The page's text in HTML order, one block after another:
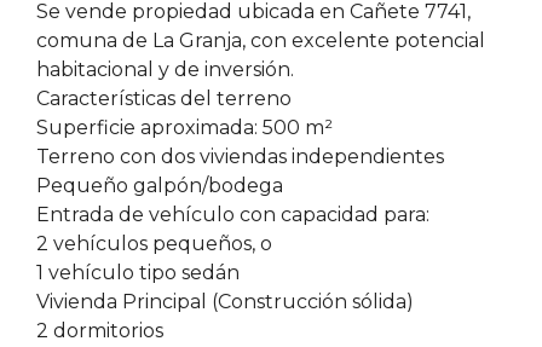
Se vende propiedad ubicada en Cañete 7741,
comuna de La Granja, con excelente potencial
habitacional y de inversión.
Características del terreno
Superficie aproximada: 500 m²
Terreno con dos viviendas independientes
Pequeño galpón/bodega
Entrada de vehículo con capacidad para:
2 vehículos pequeños, o
1 vehículo tipo sedán
Vivienda Principal (Construcción sólida)
2 dormitorios